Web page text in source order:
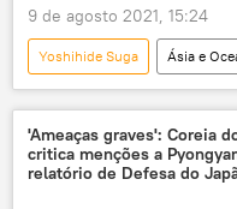
9 de agosto 2021, 15:24
Yoshihide Suga Ásia e
Notícias
Japão
Hiroshima
carta
EUA
'Ameaças graves': Coreia
critica menções a
relatório de Defesa do